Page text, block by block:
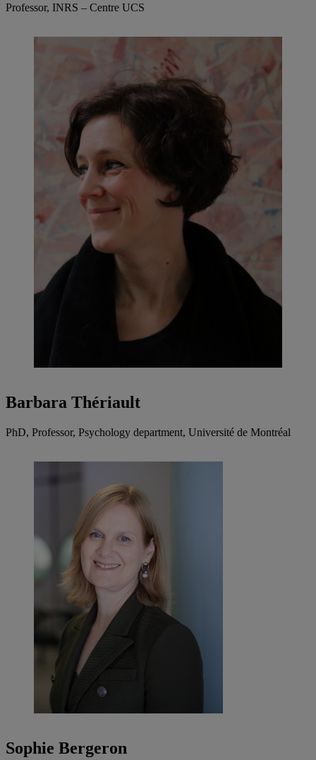
Professor, INRS – Centre UCS
Barbara Thériault
PhD, Professor, Psychology department, Université de Montréal
Sophie Bergeron